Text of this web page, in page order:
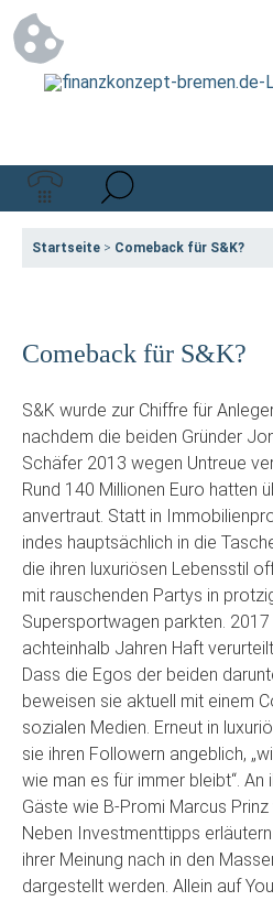
Startseite > Comeback für S&K?
Comeback für S&K?
S&K wurde zur Chiffre für
nachdem die beiden Gründer
Schäfer 2013 wegen Untreue
Rund 140 Millionen Euro hatten
anvertraut. Statt in
indes hauptsächlich in die
die ihren luxuriösen Lebensstil
mit rauschenden Partys in
Supersportwagen parkten.
achteinhalb Jahren Haft
Dass die Egos der beiden
beweisen sie aktuell mit einem
sozialen Medien. Erneut in
sie ihren Followern angeblich,
wie man es für immer bleibt“. An
Gäste wie B-Promi Marcus
Neben Investmenttipps
ihrer Meinung nach in den
dargestellt werden. Allein auf